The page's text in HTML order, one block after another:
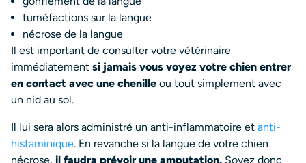
tuméfactions sur la langue
nécrose de la langue
Il est important de consulter votre vétérinaire
immédiatement si jamais vous voyez votre chien entrer
en contact avec une chenille ou tout simplement avec
un nid au sol.
Il lui sera alors administré un anti-inflammatoire et anti-
histaminique. En revanche si la langue de votre chien
nécrose, il faudra prévoir une amputation. Soyez donc